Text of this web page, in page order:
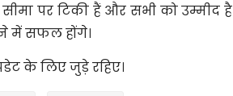
पर टिकी हैं और सभी को उम्मीद है
में सफल होंगे।
के लिए जुड़े रहिए।